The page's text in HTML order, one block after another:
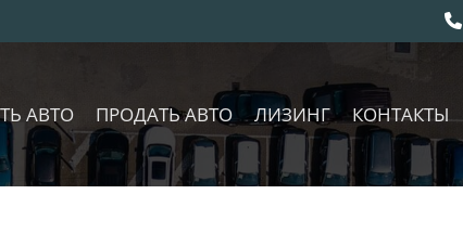

АВТО ПРОДАТЬ АВТО ЛИЗИНГ КОНТАКТЫ